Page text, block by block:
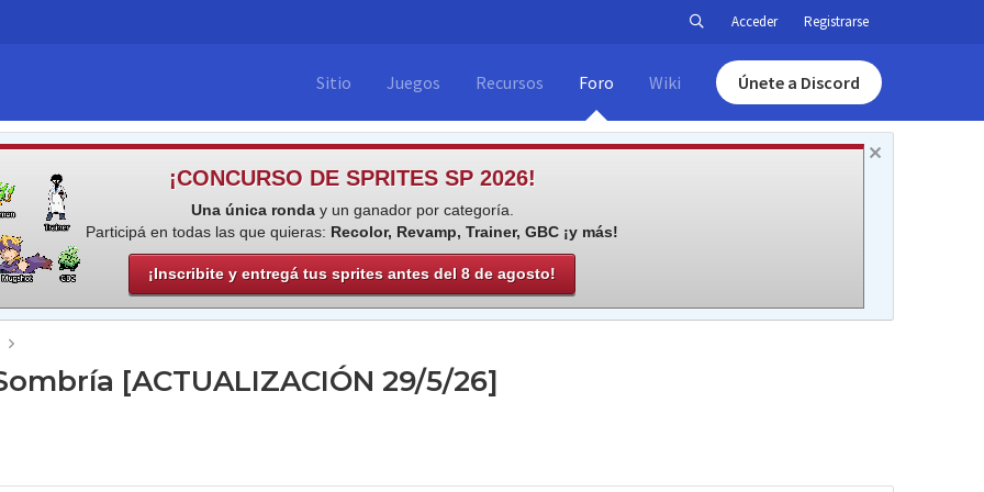
Acceder Registrarse
Sitio Juegos Recursos Foro Wiki Únete a Discord
¡CONCURSO DE SPRITES SP 2026!
Una única ronday un ganador por categoría.
Participá en todas las que quieras: Recolor, Revamp, Trainer, GBC ¡y más!
¡Inscribite y entregá tus sprites antes del 8 de agosto!
[ACTUALIZACIÓN 29/5/26]